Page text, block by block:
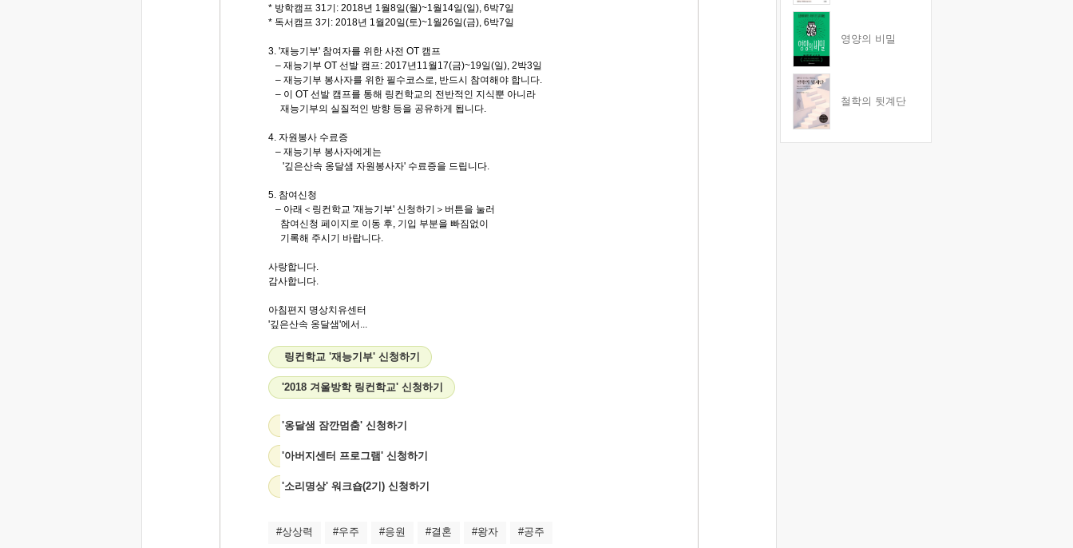
* 방학캠프 31기: 2018년 1월8일(월)~1월14일(일), 6박7일
* 독서캠프 3기: 2018년 1월20일(토)~1월26일(금), 6박7일
3. '재능기부' 참여자를 위한 사전 OT 캠프
– 재능기부 OT 선발 캠프: 2017년11월17(금)~19일(일), 2박3일
– 재능기부 봉사자를 위한 필수코스로, 반드시 참여해야 합니다.
– 이 OT 선발 캠프를 통해 링컨학교의 전반적인 지식뿐 아니라
재능기부의 실질적인 방향 등을 공유하게 됩니다.
4. 자원봉사 수료증
– 재능기부 봉사자에게는
'깊은산속 옹달샘 자원봉사자' 수료증을 드립니다.
5. 참여신청
– 아래＜링컨학교 '재능기부' 신청하기＞버튼을 눌러
참여신청 페이지로 이동 후, 기입 부분을 빠짐없이
기록해 주시기 바랍니다.
사랑합니다.
감사합니다.
아침편지 명상치유센터
'깊은산속 옹달샘'에서...
링컨학교 '재능기부' 신청하기
'2018 겨울방학 링컨학교' 신청하기
'옹달샘 잠깐멈춤' 신청하기
'아버지센터 프로그램' 신청하기
'소리명상' 워크숍(2기) 신청하기
#상상력 #우주 #응원 #결혼 #왕자 #공주
영양의 비밀
철학의 뒷계단